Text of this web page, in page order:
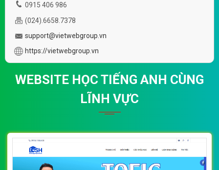
0915 406 986
(024).6658.7378
support@vietwebgroup.vn
https://vietwebgroup.vn
WEBSITE HỌC TIẾNG ANH CÙNG
LĨNH VỰC